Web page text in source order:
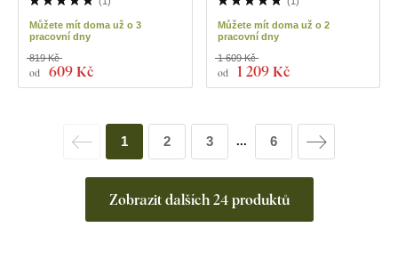
Můžete mít doma už o 3
pracovní dny
od 609 Kč
819 Kč
Můžete mít doma už o 2
pracovní dny
od 1 209 Kč
1 609 Kč
Zobrazit dalších 24 produktů
1 2 3 ... 6